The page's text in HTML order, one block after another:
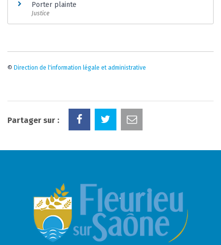
Porter plainte
Justice
© Direction de l'information légale et administrative
Partager sur :